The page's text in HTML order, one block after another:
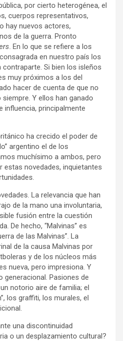
por cierto heterogénea, el
cuerpos representativos,
hay nuevos actores,
de la guerra. Pronto
. En lo que se refiere a los
en nuestro país los
Si bien los isleños
muy próximos a los del
hacer de cuenta de que no
Y ellos han ganado
principalmente
ha crecido el poder de
argentino el de los
muchísimo a ambos, pero
estas novedades, inquietantes
La relevancia que han
de la mano una involuntaria,
fusión entre la cuestión
De hecho, “Malvinas” es
de las Malvinas”. La
de la causa Malvinas por
y de los núcleos más
nueva, pero impresiona. Y
generacional. Pasiones de
notorio aire de familia; el
los graffiti, los murales, el
una discontinuidad
o un desplazamiento cultural?